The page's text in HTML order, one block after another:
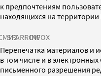
к предпочтениям
находящихся на
SPARROWINFOX
Перепечатка материалов и
в том числе и в
письменного разрешения